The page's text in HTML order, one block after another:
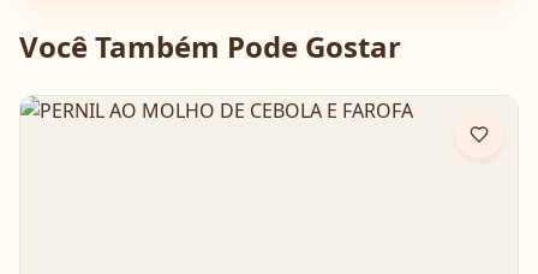
Você Também Pode Gostar